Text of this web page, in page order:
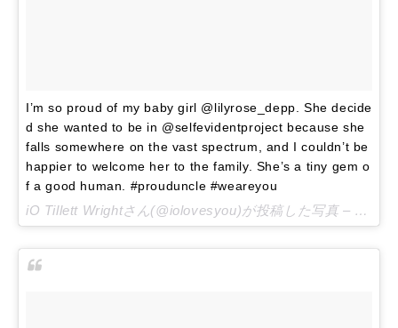
I’m so proud of my baby girl @lilyrose_depp. She decide
d she wanted to be in @selfevidentproject because she
falls somewhere on the vast spectrum, and I couldn’t be
happier to welcome her to the family. She’s a tiny gem o
f a good human. #prouduncle #weareyou
iO Tillett Wrightさん(@iolovesyou)が投稿した写真 –
2015